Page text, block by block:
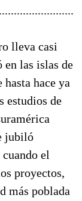
lleva casi
en las islas de
hace ya
estudios de
jubiló
el
proyectos,
más poblada